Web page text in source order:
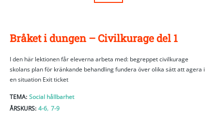
Bråket i dungen – Civilkurage del 1
I den här lektionen får eleverna arbeta med: begreppet civilkurage
skolans plan för kränkande behandling fundera över olika sätt att agera i
en situation Exit ticket
TEMA: Social hållbarhet
ÅRSKURS: 4-6, 7-9